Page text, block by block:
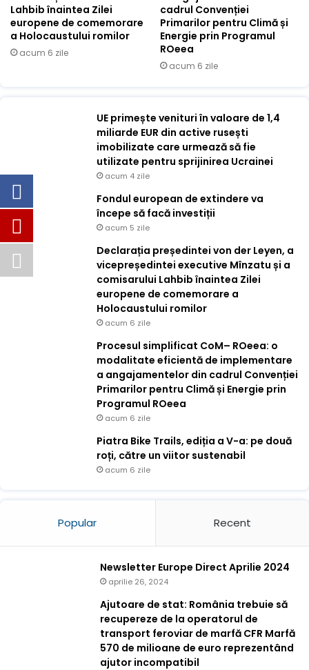
Lahbib înaintea Zilei
europene de comemorare
a Holocaustului romilor
acum 6 zile
cadrul Convenției
Primarilor pentru Climă și
Energie prin Programul
ROeea
acum 6 zile
UE primește venituri în valoare de 1,4
miliarde EUR din active rusești
imobilizate care urmează să fie
utilizate pentru sprijinirea Ucrainei
acum 4 zile
Fondul european de extindere va
începe să facă investiții
acum 5 zile
Declarația președintei von der Leyen, a
vicepreședintei executive Mînzatu și a
comisarului Lahbib înaintea Zilei
europene de comemorare a
Holocaustului romilor
acum 6 zile
Procesul simplificat CoM– ROeea: o
modalitate eficientă de implementare
a angajamentelor din cadrul Convenției
Primarilor pentru Climă și Energie prin
Programul ROeea
acum 6 zile
Piatra Bike Trails, ediția a V-a: pe două
roți, către un viitor sustenabil
acum 6 zile
Popular Recent
Newsletter Europe Direct Aprilie 2024
aprilie 26, 2024
Ajutoare de stat: România trebuie să
recupereze de la operatorul de
transport feroviar de marfă CFR Marfă
570 de milioane de euro reprezentând
ajutor incompatibil